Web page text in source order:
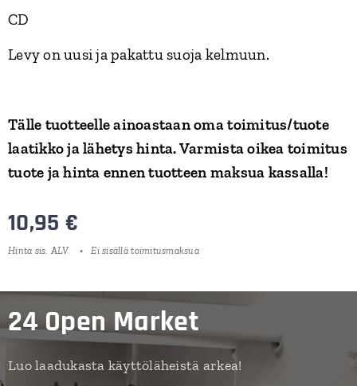
CD
Levy on uusi ja pakattu suoja kelmuun.
Tälle tuotteelle ainoastaan oma toimitus/tuote
laatikko ja lähetys hinta. Varmista oikea toimitus
tuote ja hinta ennen tuotteen maksua kassalla!
10,95 €
Hinta sis. ALV Ei sisällä toimitusmaksua
24 Open Market
Luo laadukasta käyttöläheistä arkea!